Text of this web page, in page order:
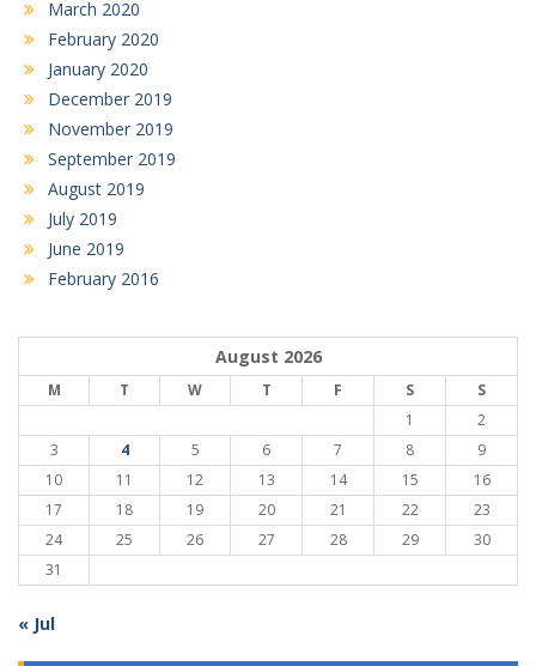
March 2020
February 2020
January 2020
December 2019
November 2019
September 2019
August 2019
July 2019
June 2019
February 2016
August 2026
M T W T F S
S
1
2
3
4 5 6 7 8
9
10
11 12 13 14 15
16
17
18 19 20 21 22
23
24
25 26 27 28 29
30
31
« Jul